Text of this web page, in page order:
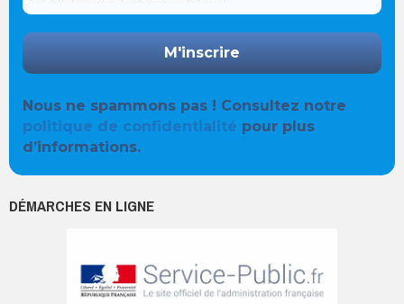
Nous ne spammons pas ! Consultez notre
politique de confidentialité pour plus
d’informations.
DÉMARCHES EN LIGNE